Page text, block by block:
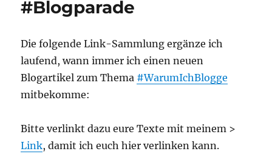
#Blogparade
Die folgende Link-Sammlung ergänze ich
laufend, wann immer ich einen neuen
Blogartikel zum Thema #WarumIchBlogge
mitbekomme:
Bitte verlinkt dazu eure Texte mit meinem >
Link, damit ich euch hier verlinken kann.